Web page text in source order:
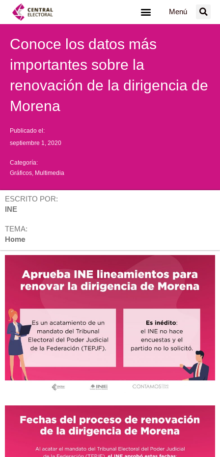
Menú
Conoce los datos más
importantes sobre la
renovación de la dirigencia de
Morena
Publicado el:
septiembre 1, 2020
Categoría:
Gráficos Multimedia
ESCRITO POR:
INE
TEMA:
Home